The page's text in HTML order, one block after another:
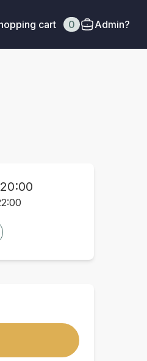
cart 0 Admin?
20:00